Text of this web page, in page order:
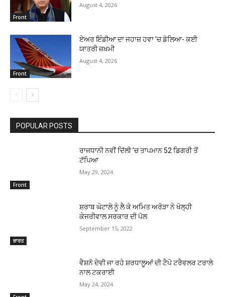
Front
August 4, 2026
Front
ਏਅਰ ਇੰਡੀਆ ਦਾ ਜਹਾਜ਼ ਹਵਾ ’ਚ ਡੋਲਿਆ- ਕਈ
ਯਾਤਰੀ ਜ਼ਖ਼ਮੀ
August 4, 2026
POPULAR POSTS
Front
ਰਾਜਧਾਨੀ ਨਵੀਂ ਦਿੱਲੀ ’ਚ ਤਾਪਮਾਨ 52 ਡਿਗਰੀ ਤੋਂ
ਟੱਪਿਆ
May 29, 2024
ਭਾਰਤ
ਸ਼ਰਾਬ ਘੋਟਾਲੇ ਨੂੰ ਲੈ ਕੇ ਅਮਿਤ ਅਰੋੜਾ ਨੇ ਖੋਲ੍ਹੀ
ਕੇਜਰੀਵਾਲ ਸਰਕਾਰ ਦੀ ਪੋਲ
September 15, 2022
ਵੈਸ਼ਨੋ ਦੇਵੀ ਜਾ ਰਹੇ ਸ਼ਰਧਾਲੂਆਂ ਦੀ ਟੈਪੋ ਟਰੈਵਲਰ ਟਰਾਲੇ
ਨਾਲ ਟਕਰਾਈ
May 24, 2024